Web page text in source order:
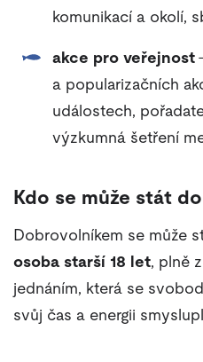
komunikací a okolí,
akce pro veřejnost
a popularizačních
událostech,
výzkumná šetření
Kdo se může stát
Dobrovolníkem se může
osoba starší 18 let, plně
jednáním, která se
svůj čas a energii